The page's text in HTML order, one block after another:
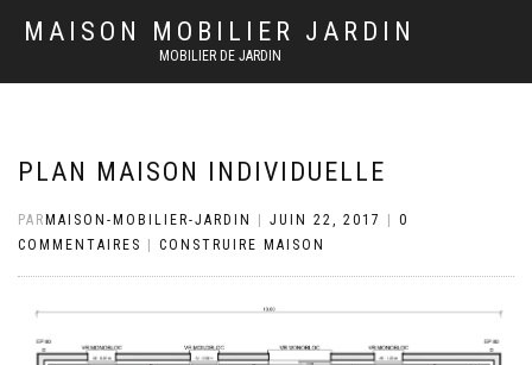
MAISON MOBILIER JARDIN
MOBILIER DE JARDIN
PLAN MAISON INDIVIDUELLE
PAR MAISON-MOBILIER-JARDIN JUIN 22, 2017
0
COMMENTAIRES
CONSTRUIRE MAISON